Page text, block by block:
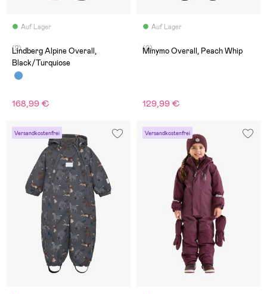
Auf Lager
(2)
Lindberg Alpine Overall,
Black/Turquiose
168,99 €
Auf Lager
(0)
Minymo Overall, Peach Whip
129,99 €
Versandkostenfrei Versandkostenfrei